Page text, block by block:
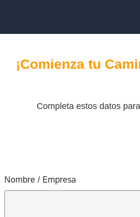
¡Comienza tu
Completa estos datos
Nombre / Empresa